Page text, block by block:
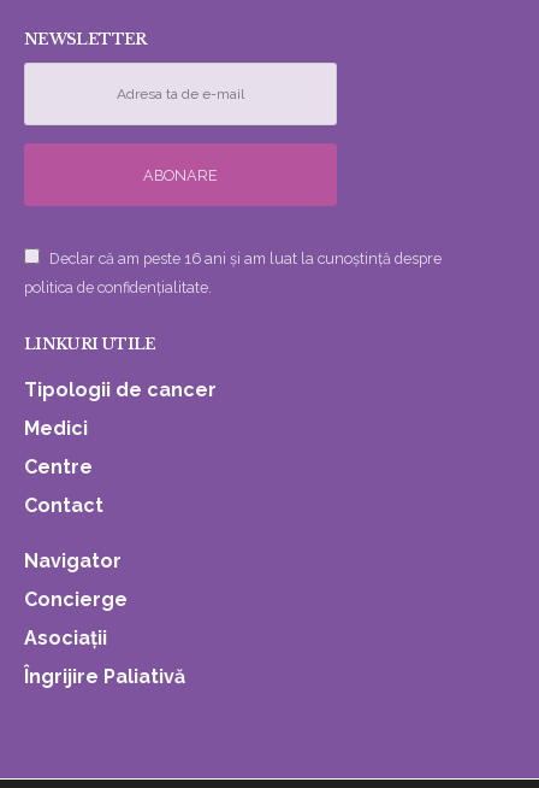
NEWSLETTER
Declar că am peste 16 ani și am luat la cunoștință despre
politica de confidențialitate.
LINKURI UTILE
Tipologii de cancer
Medici
Centre
Contact
Navigator
Concierge
Asociații
Îngrijire Paliativă